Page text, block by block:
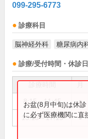
099-295-6773
診療科目
脳神経外科 糖尿病内
診療/受付時間・休診日
8:15～11:45 ●
13:15～17:15 ●
お盆(8月中旬)は休
に必ず医療機関に直